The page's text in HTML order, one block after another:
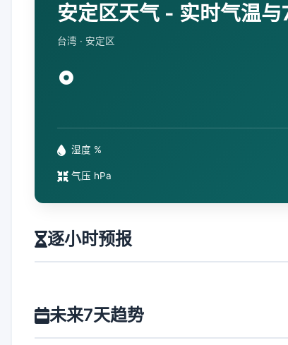
安定区天气 - 实时气温
台湾 · 安定区
°
湿度 %
气压 hPa
逐小时预报
未来7天趋势